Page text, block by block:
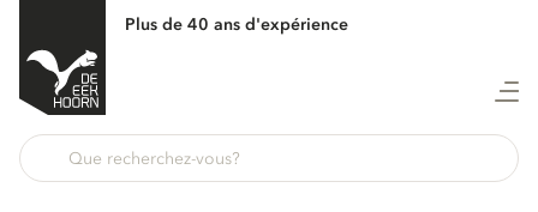
Plus de 40 ans d'expérience